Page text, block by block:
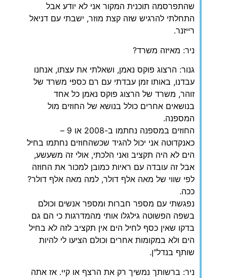
שהתפרסמה תוכנית המקור אני לא יודע אבל
התחלתי להרגיש שזה קצת מוזר, ישבתי עם דניאל
רייזנר.
ניר: מאיזה משרד?
גנור: הרצוג פוקס נאמן, ושאלתי את עצתו, אנחנו
עבדנו, באותו זמן עבדתי עם רם כספי משרד של
זוהר, משרד של הרצוג פוקס נאמן כל אחד
בנושאים אחרים כולל בנושא של החוזים מול
המספנה.
החוזים במספנה נחתמו ב-2008 או 9 –
כאנקדוטה אני יכול להגיד שכשהחוזים נחתמו בחיל
הים לא היה תקציב ואני הלכתי, אולי זה משעשע,
אבל זה עובדה עם ראיות כמובן למכור את החוזה
לפי שווי של מאה אלף דולר, למה מאה אלף דולר?
ככה.
נפגשתי עם מספר חברות ומספר אנשים וכולם
בשפה הפשוטה גילגלו אותי מהמדרגות כי הם גם
בדקו שאין כסף לחיל הים אין תקציב לזה לא בחיל
הים ולא במקומות אחרים וכולם הציעו לי להיות
שותף בנדל"ן.
ניר: ברשותך נמשיך רק את הרצף או קיי. אז אתה